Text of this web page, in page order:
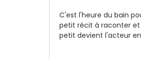
C'est l'heure du bain
petit récit à raconter et
petit devient l'acteur